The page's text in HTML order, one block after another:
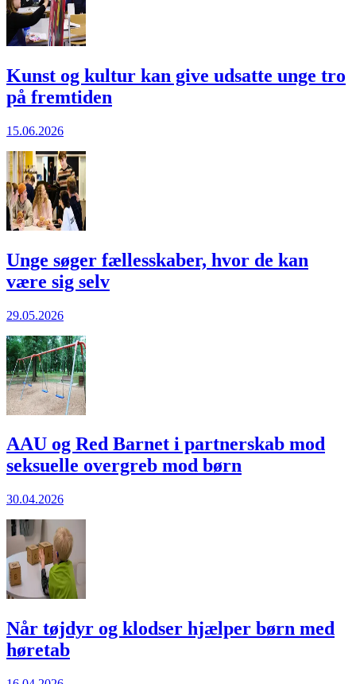
Kunst og kultur kan give udsatte unge tro
på fremtiden
15.06.2026
Unge søger fællesskaber, hvor de kan
være sig selv
29.05.2026
AAU og Red Barnet i partnerskab mod
seksuelle overgreb mod børn
30.04.2026
Når tøjdyr og klodser hjælper børn med
høretab